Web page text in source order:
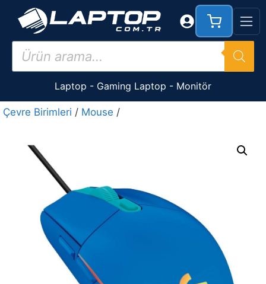
İçeriğe
Products
search
Laptop - Gaming Laptop - Monitör
Çevre Birimleri / Mouse /